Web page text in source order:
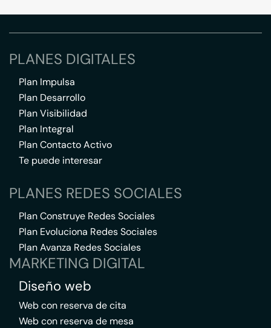
PLANES DIGITALES
Plan Impulsa
Plan Desarrollo
Plan Visibilidad
Plan Integral
Plan Contacto Activo
Te puede interesar
PLANES REDES SOCIALES
Plan Construye Redes Sociales
Plan Evoluciona Redes Sociales
Plan Avanza Redes Sociales
MARKETING DIGITAL
Diseño web
Web con reserva de cita
Web con reserva de mesa